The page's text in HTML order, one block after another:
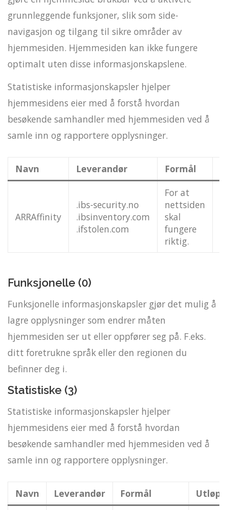
grunnleggende funksjoner, slik som side-
navigasjon og tilgang til sikre områder av
hjemmesiden. Hjemmesiden kan ikke fungere
optimalt uten disse informasjonskapslene.
Statistiske informasjonskapsler hjelper
hjemmesidens eier med å forstå hvordan
besøkende samhandler med hjemmesiden ved å
samle inn og rapportere opplysninger.
Navn Leverandør Formål
ARRAffinity
.ibs-security.no
.ibsinventory.com
.ifstolen.com
For at
nettsiden
skal
fungere
riktig.
Funksjonelle (0)
Funksjonelle informasjonskapsler gjør det mulig å
lagre opplysninger som endrer måten
hjemmesiden ser ut eller oppfører seg på. F.eks.
ditt foretrukne språk eller den regionen du
befinner deg i.
Statistiske (3)
Statistiske informasjonskapsler hjelper
hjemmesidens eier med å forstå hvordan
besøkende samhandler med hjemmesiden ved å
samle inn og rapportere opplysninger.
Navn Leverandør Formål